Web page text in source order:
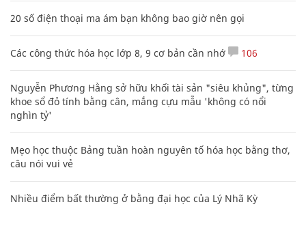
20 số điện thoại ma ám bạn không bao giờ nên gọi
Các công thức hóa học lớp 8, 9 cơ bản cần nhớ 106
Nguyễn Phương Hằng sở hữu khối tài sản "siêu khủng", từng
khoe sổ đỏ tính bằng cân, mắng cựu mẫu 'không có nổi
nghìn tỷ'
Mẹo học thuộc Bảng tuần hoàn nguyên tố hóa học bằng thơ,
câu nói vui vẻ
Nhiều điểm bất thường ở bằng đại học của Lý Nhã Kỳ